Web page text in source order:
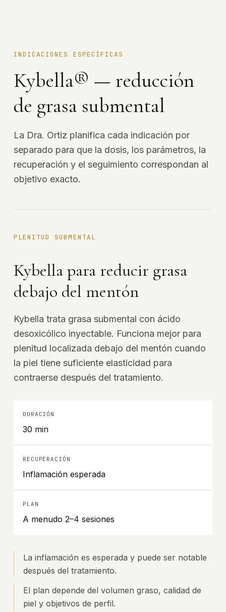
INDICACIONES ESPECÍFICAS
Kybella® — reducción
de grasa submental
La Dra. Ortiz planifica cada indicación por
separado para que la dosis, los parámetros, la
recuperación y el seguimiento correspondan al
objetivo exacto.
PLENITUD SUBMENTAL
Kybella para reducir grasa
debajo del mentón
Kybella trata grasa submental con ácido
desoxicólico inyectable. Funciona mejor para
plenitud localizada debajo del mentón cuando
la piel tiene suficiente elasticidad para
contraerse después del tratamiento.
DURACIÓN
30 min
RECUPERACIÓN
Inflamación esperada
PLAN
A menudo 2–4 sesiones
La inflamación es esperada y puede ser notable
después del tratamiento.
El plan depende del volumen graso, calidad de
piel y objetivos de perfil.